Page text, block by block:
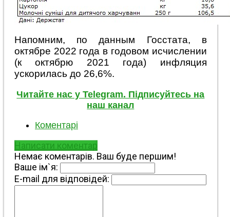
Напомним, по данным Госстата, в
октябре 2022 года в годовом исчислении
(к октябрю 2021 года) инфляция
ускорилась до 26,6%.
Читайте нас у Telegram. Підписуйтесь на
наш канал
Коментарі
Написати коментар
Немає коментарів. Ваш буде першим!
Ваше ім`я:
E-mail для відповідей: